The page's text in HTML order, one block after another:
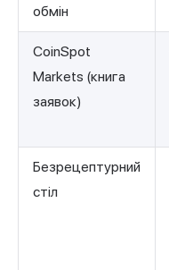
обмін
CoinSpot
Markets (книга
заявок)
Безрецептурний
стіл